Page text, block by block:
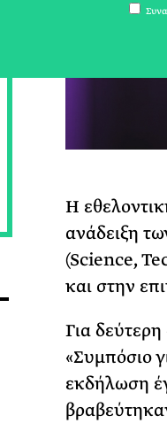
Η
ανάδειξη
(Science,
και στην
Για
«Συμπόσιο
εκδήλωση